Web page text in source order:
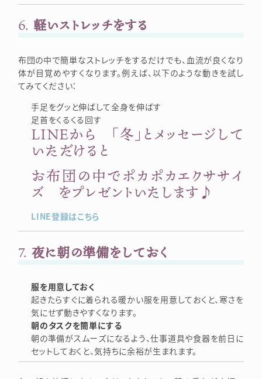
6. 軽いストレッチをする
布団の中で簡単なストレッチをするだけでも、血流が良くなり
体が目覚めやすくなります。例えば、以下のような動きを試し
てみてください：
手足をグッと伸ばして全身を伸ばす
足首をくるくる回す
LINEから 「冬」とメッセージして
いただけると
お布団の中でポカポカエクササイ
ズ をプレゼントいたします♪
LINE登録はこちら
7. 夜に朝の準備をしておく
服を用意しておく
起きたらすぐに着られる暖かい服を用意しておくと、寒さを
気にせず動きやすくなります。
朝のタスクを簡単にする
朝の準備がスムーズになるよう、仕事道具や食器を前日に
セットしておくと、気持ちに余裕が生まれます。